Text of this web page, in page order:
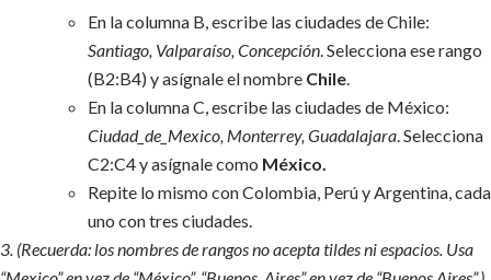
En la columna B, escribe las ciudades de Chile:
Santiago, Valparaíso, Concepción. Selecciona ese rango
(B2:B4) y asígnale el nombre Chile.
En la columna C, escribe las ciudades de México:
Ciudad_de_Mexico, Monterrey, Guadalajara. Selecciona
C2:C4 y asígnale como México.
Repite lo mismo con Colombia, Perú y Argentina, cada
uno con tres ciudades.
3. (Recuerda: los nombres de rangos no acepta tildes ni espacios. Usa